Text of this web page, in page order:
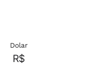
Dolar
R$